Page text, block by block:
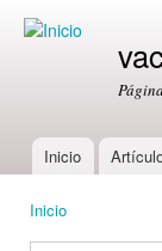
Main menu
Inicio
Inicio